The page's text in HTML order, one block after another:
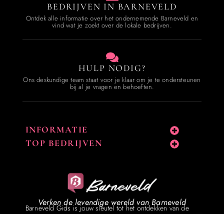
BEDRIJVEN IN BARNEVELD
Ontdek alle informatie over het ondernemende Barneveld en
vind wat je zoekt over de lokale bedrijven.
HULP NODIG?
Ons deskundige team staat voor je klaar om je te ondersteunen
bij al je vragen en behoeften.
INFORMATIE
TOP BEDRIJVEN
Verken de levendige wereld van Barneveld
Barneveld Gids is jouw sleutel tot het ontdekken van de